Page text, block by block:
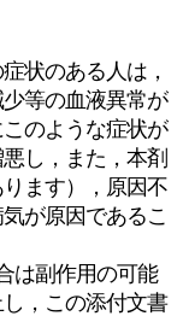
状のある人は，
等の血液異常が
のような症状が
し，また，本剤
ます），原因不
が原因であるこ
は副作用の可能
，この添付文書